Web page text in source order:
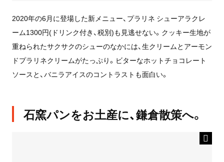
2020年の6月に登場した新メニュー、プラリネ シューアラクレ
ーム1300円(ドリンク付き、税別)も見逃せない。クッキー生地が
重ねられたサクサクのシューのなかには、生クリームとアーモン
ドプラリネクリームがたっぷり。ビターなホットチョコレート
ソースと、バニラアイスのコントラストも面白い。
石窯パンをお土産に、鎌倉散策へ。